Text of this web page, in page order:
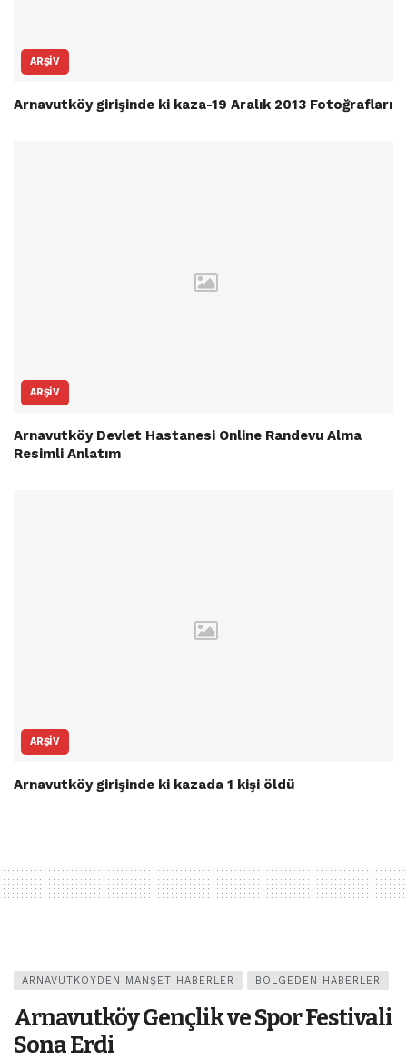
ARŞIV
Arnavutköy girişinde ki kaza-19 Aralık 2013 Fotoğrafları
ARŞIV
Arnavutköy Devlet Hastanesi Online Randevu Alma
Resimli Anlatım
ARŞIV
Arnavutköy girişinde ki kazada 1 kişi öldü
ARNAVUTKÖYDEN MANŞET HABERLER BÖLGEDEN HABERLER
Arnavutköy Gençlik ve Spor Festivali
Sona Erdi